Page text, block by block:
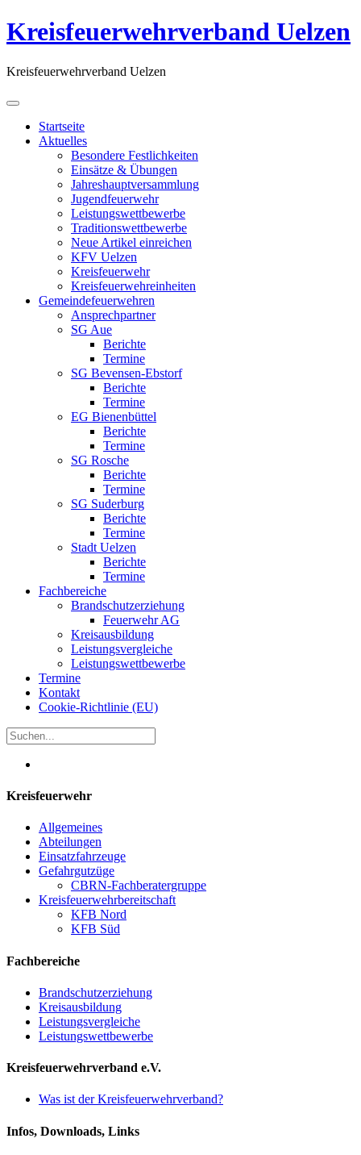
Kreisfeuerwehrverband Uelzen
Kreisfeuerwehrverband Uelzen
Startseite
Aktuelles
Besondere Festlichkeiten
Einsätze & Übungen
Jahreshauptversammlung
Jugendfeuerwehr
Leistungswettbewerbe
Traditionswettbewerbe
Neue Artikel einreichen
KFV Uelzen
Kreisfeuerwehr
Kreisfeuerwehreinheiten
Gemeindefeuerwehren
Ansprechpartner
SG Aue
Berichte
Termine
SG Bevensen-Ebstorf
Berichte
Termine
EG Bienenbüttel
Berichte
Termine
SG Rosche
Berichte
Termine
SG Suderburg
Berichte
Termine
Stadt Uelzen
Berichte
Termine
Fachbereiche
Brandschutzerziehung
Feuerwehr AG
Kreisausbildung
Leistungsvergleiche
Leistungswettbewerbe
Termine
Kontakt
Cookie-Richtlinie (EU)
Kreisfeuerwehr
Allgemeines
Abteilungen
Einsatzfahrzeuge
Gefahrgutzüge
CBRN-Fachberatergruppe
Kreisfeuerwehrbereitschaft
KFB Nord
KFB Süd
Fachbereiche
Brandschutzerziehung
Kreisausbildung
Leistungsvergleiche
Leistungswettbewerbe
Kreisfeuerwehrverband e.V.
Was ist der Kreisfeuerwehrverband?
Infos, Downloads, Links